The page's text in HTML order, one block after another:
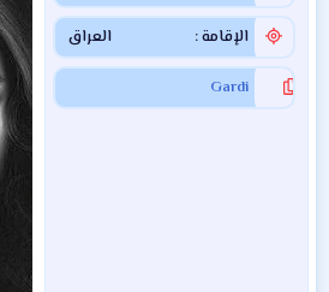
الإقامة العراق
Gardi